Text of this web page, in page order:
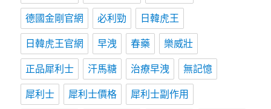
德國金剛官網 必利勁 日韓虎王
日韓虎王官網 早洩 春藥 樂威壯
正品犀利士 汗馬糖 治療早洩 無記憶
犀利士 犀利士價格 犀利士副作用